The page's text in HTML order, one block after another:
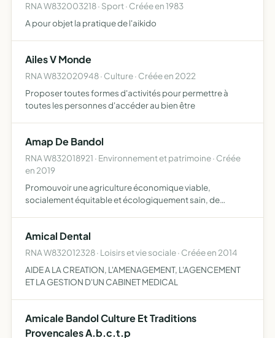
RNA W832003218 · Sport · Créée en 1983
A pour objet la pratique de l'aikido
Ailes V Monde
RNA W832020948 · Culture · Créée en 2022
Proposer toutes formes d'activités pour permettre à
toutes les personnes d'accéder au bien être
Amap De Bandol
RNA W832018921 · Environnement et patrimoine · Créée
en 2019
Promouvoir une agriculture économique viable,
socialement équitable et écologiquement sain, de
l'environnement et de l'…
Amical Dental
RNA W832012328 · Loisirs et vie sociale · Créée en 2014
AIDE A LA CREATION, L'AMENAGEMENT, L'AGENCEMENT
ET LA GESTION D'UN CABINET MEDICAL
Amicale Bandol Culture Et Traditions
Provencales A.b.c.t.p